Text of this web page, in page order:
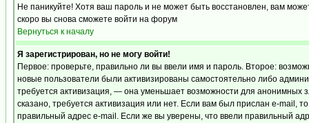
Не паникуйте! Хотя ваш пароль и не может быть восстановлен, вам
скоро вы снова сможете войти на форум
Вернуться к началу
Я зарегистрирован, но не могу войти!
Первое: проверьте, правильно ли вы ввели имя и пароль. Второе:
новые пользователи были активизированы самостоятельно либо
требуется активизация, — она уменьшает возможности для анонимных
сказано, требуется активизация или нет. Если вам был прислан e-mail,
правильный адрес e-mail. Если же вы уверены, что ввели правильный